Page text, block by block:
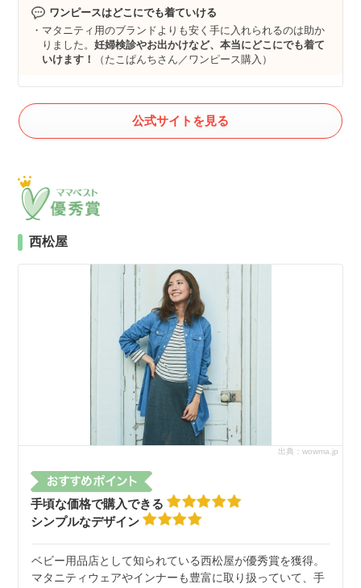
ワンピースはどこにでも着ていける
マタニティ用のブランドよりも安く手に入れられるのは助か
りました。妊婦検診やお出かけなど、本当にどこにでも着て
いけます！
（たこぱんちさん／ワンピース購入）
公式サイトを見る
西松屋
出典：wowma.jp
手頃な価格で購入できる
シンプルなデザイン
ベビー用品店として知られている西松屋が優秀賞を獲得。
マタニティウェアやインナーも豊富に取り扱っていて、手